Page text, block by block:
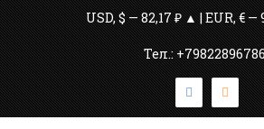
USD, $ — 82,17 ₽ ▲ | EUR, €
Тел.: